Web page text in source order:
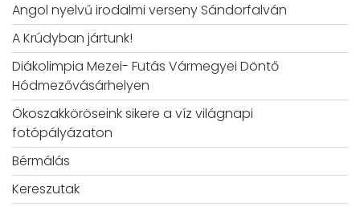
Angol nyelvű irodalmi verseny Sándorfalván
A Krúdyban jártunk!
Diákolimpia Mezei- Futás Vármegyei Döntő
Hódmezővásárhelyen
Ökoszakköröseink sikere a víz világnapi
fotópályázaton
Bérmálás
Kereszutak